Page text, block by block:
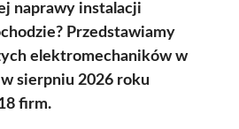
naprawy instalacji
Przedstawiamy
elektromechaników w
sierpniu 2026 roku
firm.